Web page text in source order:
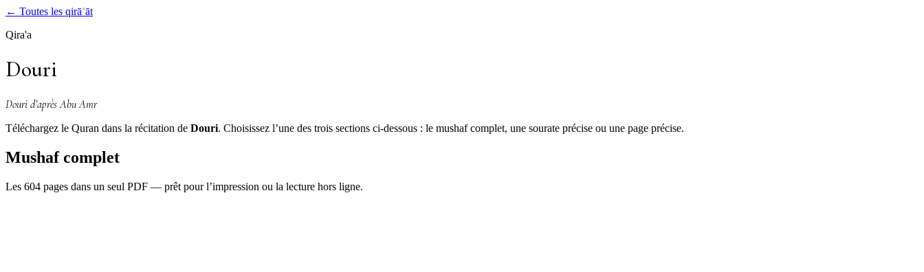
← Toutes les qirāʾāt
Qira'a
Douri
Douri d’après Abu Amr
Téléchargez le Quran dans la récitation de Douri. Choisissez l’une des trois sections ci-dessous : le mushaf complet, une sourate précise ou une page précise.
Mushaf complet
Les 604 pages dans un seul PDF — prêt pour l’impression ou la lecture hors ligne.